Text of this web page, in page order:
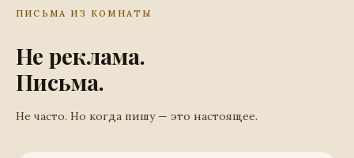
ПИСЬМА ИЗ КОМНАТЫ
Не реклама.
Письма.
Не часто. Но когда пишу — это настоящее.